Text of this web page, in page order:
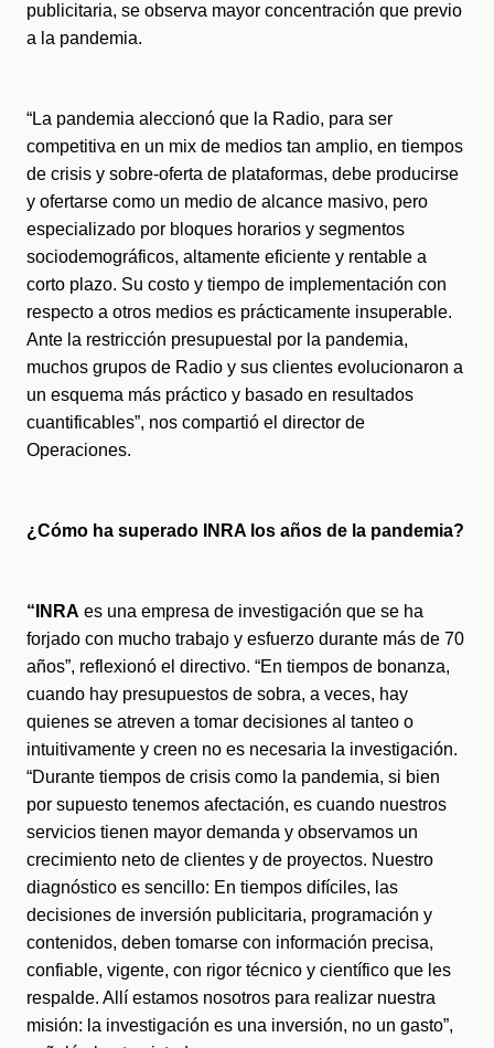
publicitaria, se observa mayor concentración que previo
a la pandemia.
“La pandemia aleccionó que la Radio, para ser
competitiva en un mix de medios tan amplio, en tiempos
de crisis y sobre-oferta de plataformas, debe producirse
y ofertarse como un medio de alcance masivo, pero
especializado por bloques horarios y segmentos
sociodemográficos, altamente eficiente y rentable a
corto plazo. Su costo y tiempo de implementación con
respecto a otros medios es prácticamente insuperable.
Ante la restricción presupuestal por la pandemia,
muchos grupos de Radio y sus clientes evolucionaron a
un esquema más práctico y basado en resultados
cuantificables”, nos compartió el director de
Operaciones.
¿Cómo ha superado INRA los años de la pandemia?
“INRA es una empresa de investigación que se ha
forjado con mucho trabajo y esfuerzo durante más de 70
años”, reflexionó el directivo. “En tiempos de bonanza,
cuando hay presupuestos de sobra, a veces, hay
quienes se atreven a tomar decisiones al tanteo o
intuitivamente y creen no es necesaria la investigación.
“Durante tiempos de crisis como la pandemia, si bien
por supuesto tenemos afectación, es cuando nuestros
servicios tienen mayor demanda y observamos un
crecimiento neto de clientes y de proyectos. Nuestro
diagnóstico es sencillo: En tiempos difíciles, las
decisiones de inversión publicitaria, programación y
contenidos, deben tomarse con información precisa,
confiable, vigente, con rigor técnico y científico que les
respalde. Allí estamos nosotros para realizar nuestra
misión: la investigación es una inversión, no un gasto”,